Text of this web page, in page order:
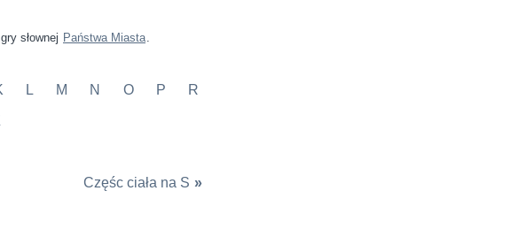
słownej Państwa Miasta.
L M N O P R
Częśc ciała na S »